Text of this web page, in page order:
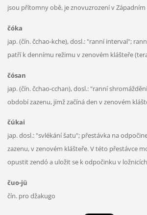
jsou přítomny obě, je znovuzrození v Západním
čóka
jap. (čín. čchao-kche), dosl.: "ranní interval";
patří k dennímu režimu v zenovém klášteře
čósan
jap. (čín. čchao-cchan), dosl.: "ranní
období zazenu, jímž začíná den v zenovém
čúkai
jap. dosl.: "svlékání šatu"; přestávka na
zazenu, v zenovém klášteře. V této přestávce
opustit zendó a uložit se k odpočinku v
čuo-jü
čín. pro džakugo